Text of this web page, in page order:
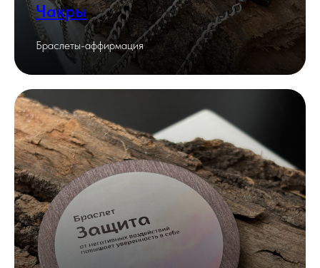
Чакры
Браслеты-аффирмация